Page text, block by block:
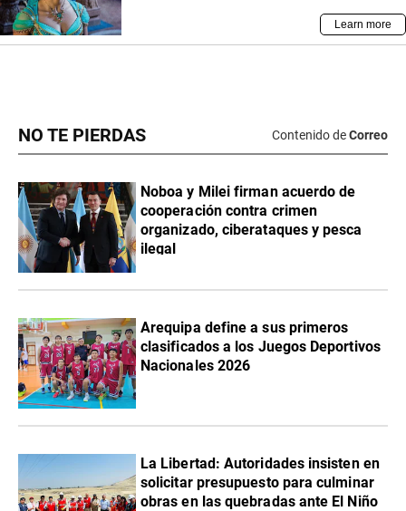
NO TE PIERDAS Contenido deCorreo
Noboa y Milei firman acuerdo de
cooperación contra crimen
organizado, ciberataques y pesca
ilegal
Arequipa define a sus primeros
clasificados a los Juegos Deportivos
Nacionales 2026
La Libertad: Autoridades insisten en
solicitar presupuesto para culminar
obras en las quebradas ante El Niño